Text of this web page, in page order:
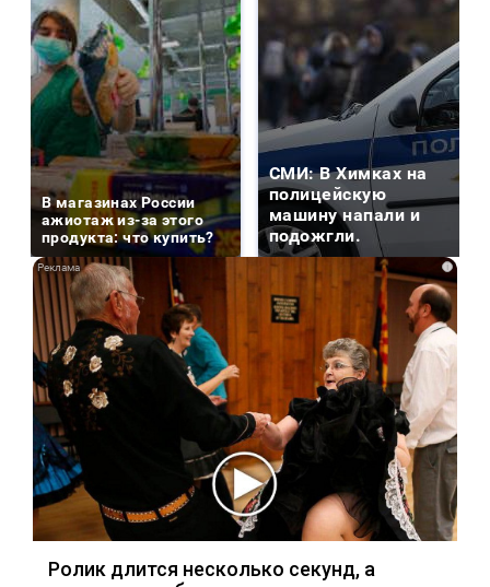
В магазинах России
ажиотаж из-за этого
продукта: что купить?
СМИ: В Химках на
полицейскую
машину напали и
подожгли.
i
Ролик длится несколько секунд, а